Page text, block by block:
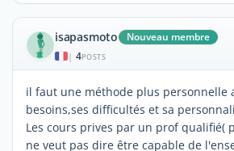
isapasmoto Nouveau membre
| 4POSTS
il faut une méthode plus personnelle
besoins,ses difficultés et sa
Les cours prives par un prof qualifié(
ne veut pas dire être capable de